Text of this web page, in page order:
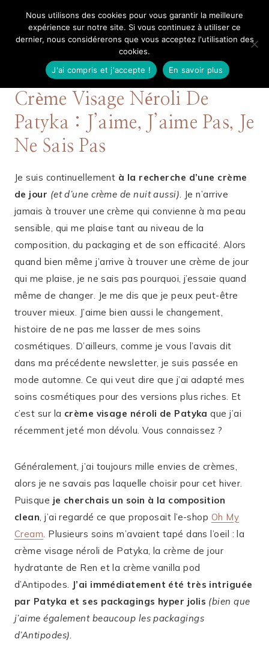
contenuMangue Poudrée
10 SEPTEMBRE 2017 SOINS
Crème Visage Néroli De
Patyka : J’aime, J’aime Pas, Je
Ne Sais Pas
Je suis continuellement à la recherche d’une crème
de jour (et d’une crème de nuit aussi). Je n’arrive
jamais à trouver une crème qui convienne à ma peau
sensible, qui me plaise tant au niveau de la
composition, du packaging et de son efficacité. Alors
quand bien même j’arrive à trouver une crème de jour
qui me plaise, je ne sais pas pourquoi, j’essaie quand
même de changer. Je me dis que je peux peut-être
trouver mieux. J’aime bien aussi le changement,
histoire de ne pas me lasser de mes soins
cosmétiques. D’ailleurs, comme je vous l’avais dit
dans ma précédente newsletter, je suis passée en
mode automne. Ce qui veut dire que j’ai adapté mes
soins cosmétiques pour des versions plus riches. Et
c’est sur la crème visage néroli de Patykaque j’ai
récemment jeté mon dévolu. Vous connaissez ?
Généralement, j’ai toujours mille envies de crèmes,
alors je ne savais pas laquelle choisir pour cet hiver.
Puisque je cherchais un soin à la composition
clean, j’ai regardé ce que proposait l’e-shop Oh My
Cream. Plusieurs soins m’avaient tapé dans l’oeil : la
crème visage néroli de Patyka, la crème de jour
hydratante de Ren et la crème vanilla pod
d’Antipodes. J’ai immédiatement été très intriguée
par Patyka et ses packagings hyper jolis (bien que
j’aime également beaucoup les packagings
d’Antipodes).
Nous utilisons des cookies pour vous garantir la meilleure
expérience sur notre site. Si vous continuez à utiliser ce
dernier, nous considérerons que vous acceptez l'utilisation des
cookies.
J'ai compris et j'accepte !
En savoir plus